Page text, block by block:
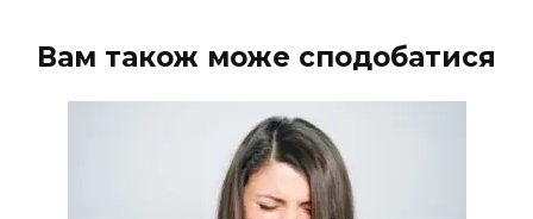
Вам також може сподобатися